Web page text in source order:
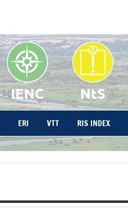
IENC NtS
ERI VTT RIS INDEX